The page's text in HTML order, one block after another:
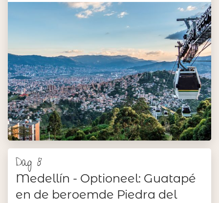
Dag 8
Medellín - Optioneel: Guatapé
en de beroemde Piedra del